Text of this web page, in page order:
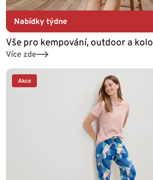
Nabídky týdne
Vše pro kempování, outdoor a kolo
Více zde
Akce